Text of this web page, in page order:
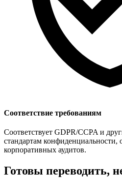
Соответствие требованиям
Соответствует GDPR/CCPA и
стандартам конфиденциальности,
корпоративных аудитов.
Готовы переводить,